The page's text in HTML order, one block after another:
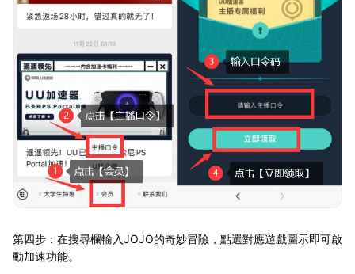
第四步：在搜尋欄輸入JOJO的奇妙冒險，點選對應遊戲圖示即可啟
動加速功能。